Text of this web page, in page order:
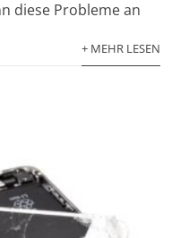
diese Probleme an
+ MEHR LESEN